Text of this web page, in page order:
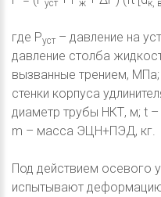
уст ж к, в
где Pуст – давление на
давление столба
вызванные трением, МПа;
стенки корпуса
диаметр трубы НКТ, м; t
m – масса ЭЦН+ПЭД, кг.
Под действием осевого
испытывают